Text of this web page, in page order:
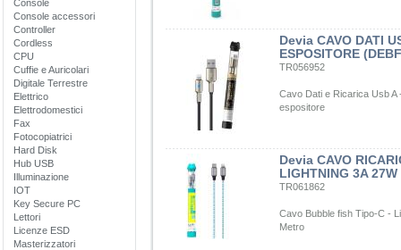
Console
Console accessori
Controller
Cordless
CPU
Cuffie e Auricolari
Digitale Terrestre
Elettrico
Elettrodomestici
Fax
Fotocopiatrici
Hard Disk
Hub USB
Illuminazione
IOT
Key Secure PC
Lettori
Licenze ESD
Masterizzatori
Devia CAVO DATI
ESPOSITORE
TR056952
Cavo Dati e Ricarica Usb A
espositore
Devia CAVO
LIGHTNING 3A
TR061862
Cavo Bubble fish Tipo-C -
Metro